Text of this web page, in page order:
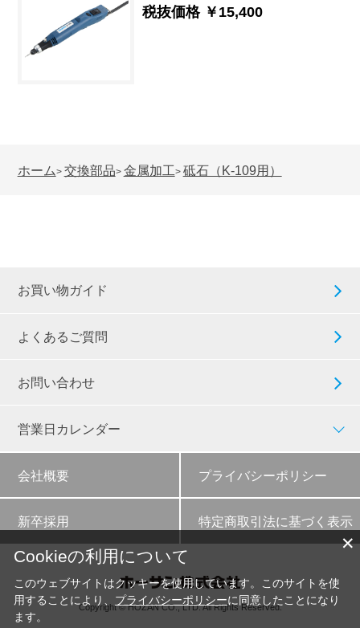
税抜価格 ￥15,400
ホーム> 交換部品> 金属加工> 砥石（K-109用）
お買い物ガイド
よくあるご質問
お問い合わせ
営業日カレンダー
会社概要 プライバシーポリシー
新卒採用 特定商取引法に基づく表示
Copyright © HOZAN CO., LTD. All Rights Reserved.
✕
Cookieの利用について
このウェブサイトはクッキーを使用しています。このサイトを使
用することにより、 プライバシーポリシーに同意したことになり
ます。